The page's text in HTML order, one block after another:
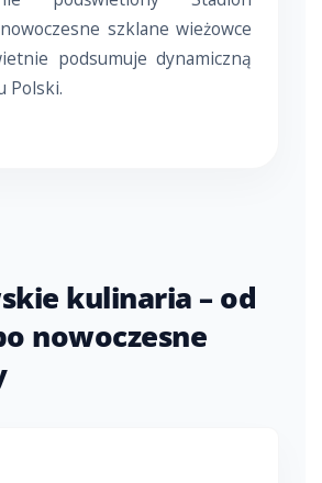
szklane wieżowce
podsumuje dynamiczną
Polski.
kulinaria – od
nowoczesne